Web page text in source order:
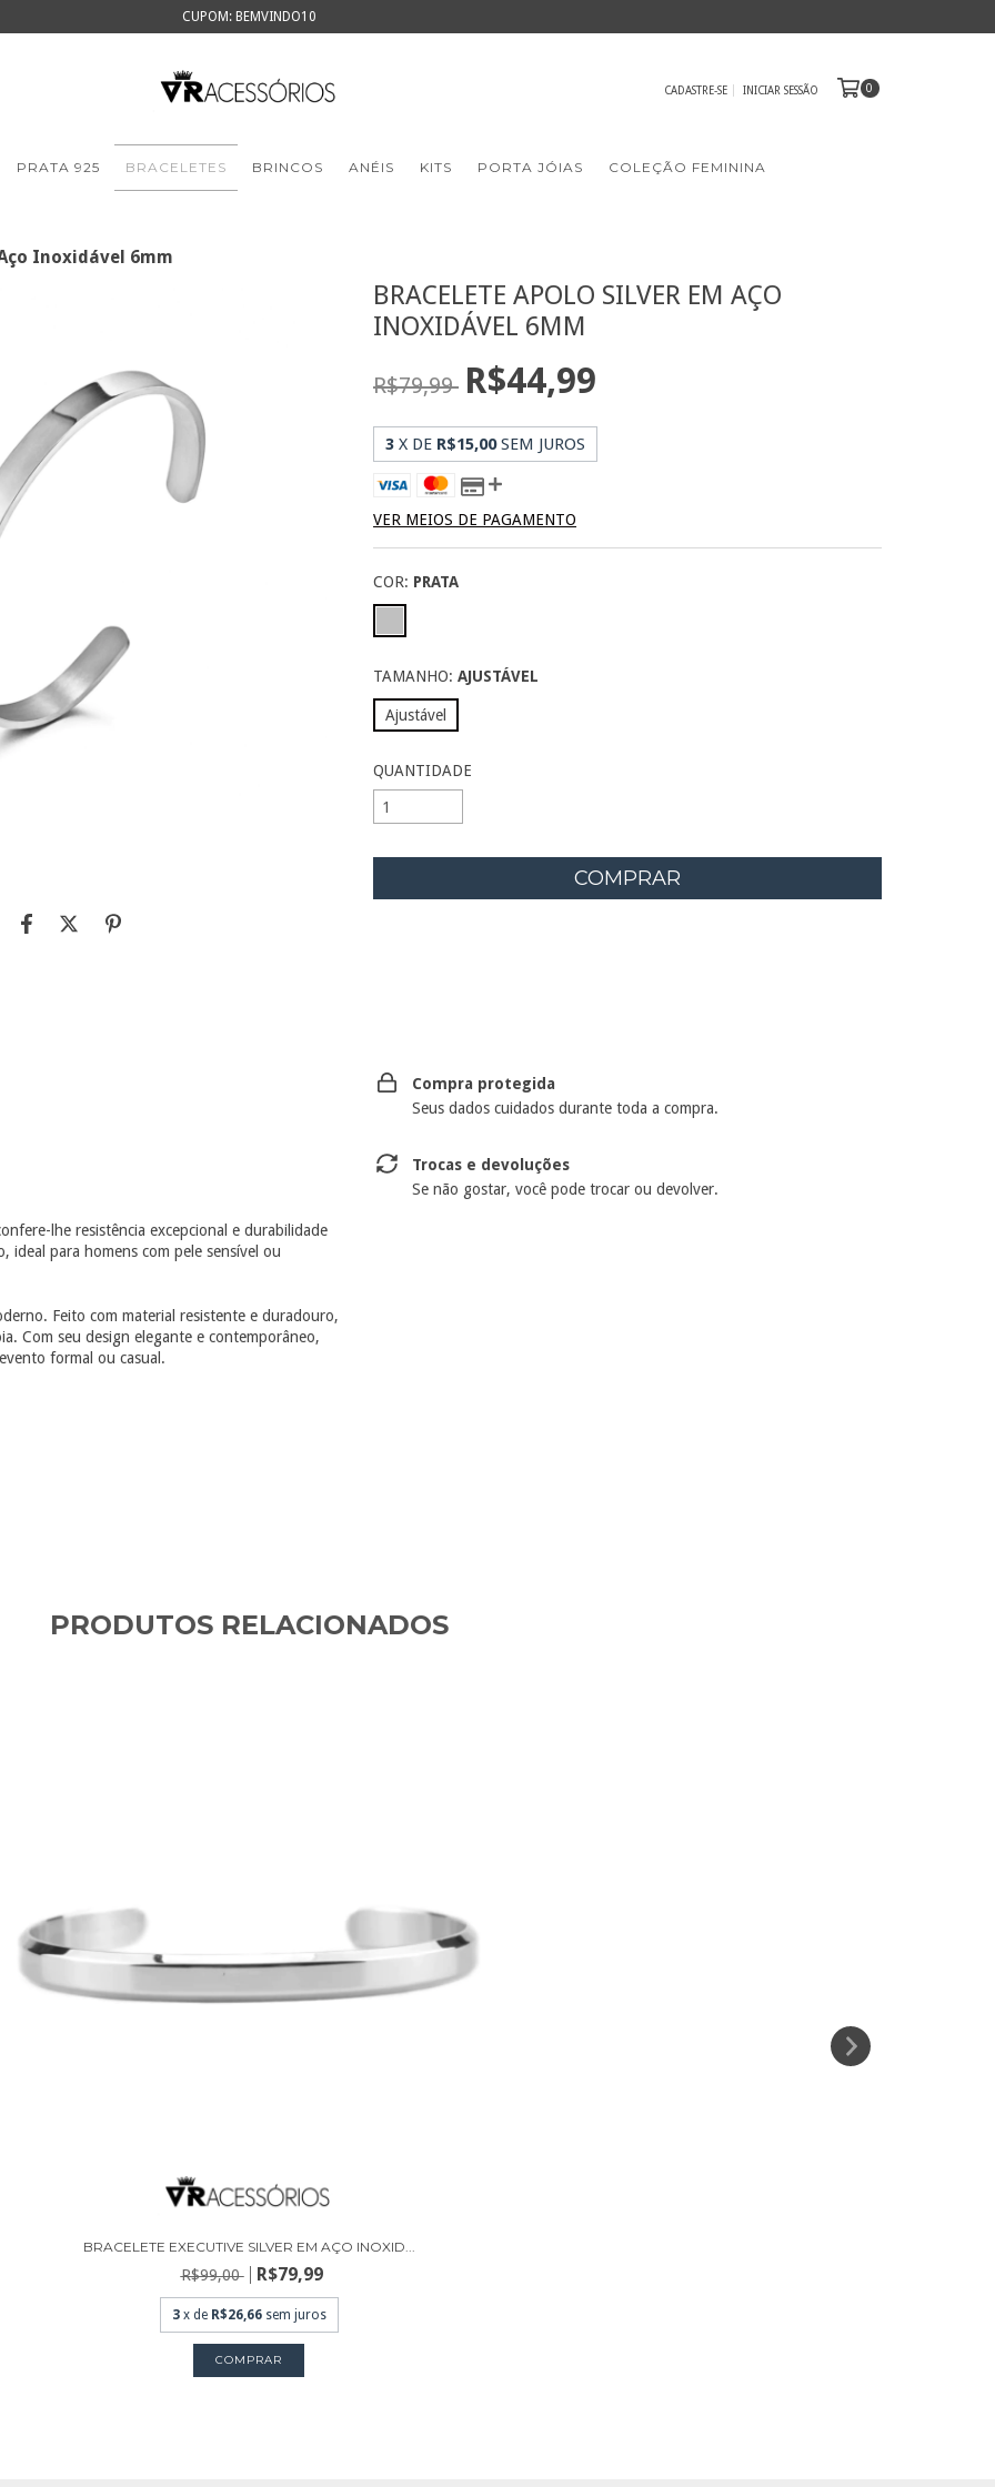
CUPOM: BEMVINDO10
CADASTRE-SE INICIAR SESSÃO 0
PRATA 925 BRACELETES BRINCOS ANÉIS KITS PORTA JÓIAS COLEÇÃO FEMININA
Inoxidável 6mm
lhe resistência excepcional e durabilidade
ideal para homens com pele sensível ou
Feito com material resistente e duradouro,
Com seu design elegante e contemporâneo,
formal ou casual.
BRACELETE APOLO SILVER EM AÇO
INOXIDÁVEL 6MM
R$79,99 R$44,99
3 X DE R$15,00 SEM JUROS
VER MEIOS DE PAGAMENTO
COR: PRATA
TAMANHO: AJUSTÁVEL
Ajustável
QUANTIDADE
Compra protegida
Seus dados cuidados durante toda a compra.
Trocas e devoluções
Se não gostar, você pode trocar ou devolver.
PRODUTOS RELACIONADOS
BRACELETE EXECUTIVE SILVER EM AÇO INOXID...
R$99,00 R$79,99
3 x de R$26,66 sem juros
COMPRAR